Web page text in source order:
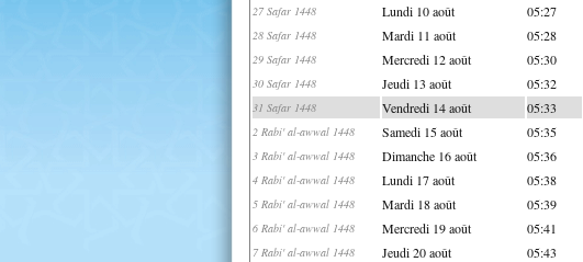
27 Safar 1448 Lundi 10 août 05:27
28 Safar 1448 Mardi 11 août 05:28
29 Safar 1448 Mercredi 12 août 05:30
30 Safar 1448 Jeudi 13 août 05:32
31 Safar 1448 Vendredi 14 août 05:33
2 Rabi' al-awwal 1448 Samedi 15 août 05:35
3 Rabi' al-awwal 1448 Dimanche 16 août 05:36
4 Rabi' al-awwal 1448 Lundi 17 août 05:38
5 Rabi' al-awwal 1448 Mardi 18 août 05:39
6 Rabi' al-awwal 1448 Mercredi 19 août 05:41
7 Rabi' al-awwal 1448 Jeudi 20 août 05:43